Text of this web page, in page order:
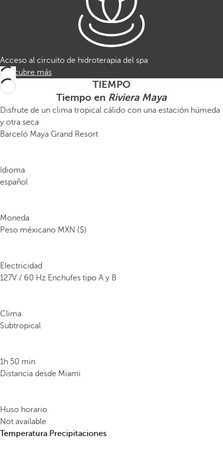
Acceso al circuito de hidroterapia del spa
Descubre más
TIEMPO
Tiempo en Riviera Maya
Disfrute de un clima tropical cálido con una estación húmeda
y otra seca
Barceló Maya Grand Resort
Idioma
español
Moneda
Peso méxicano MXN ($)
Electricidad
127V / 60 Hz Enchufes tipo A y B
Clima
Subtropical
1h 50 min
Distancia desde Miami
Huso horario
Not available
Temperatura Precipitaciones